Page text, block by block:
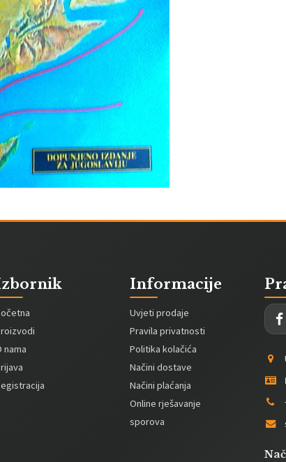
nama
Informacije
Uvjeti prodaje
Pravila privatnosti
Politika kolačića
Načini dostave
Načini plaćanja
Online rješavanje
sporova